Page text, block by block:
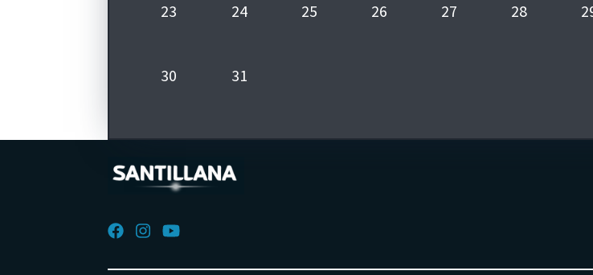
23 24 25 26 27 28
30 31